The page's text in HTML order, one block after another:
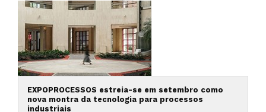
EXPOPROCESSOS estreia-se em setembro como
nova montra da tecnologia para processos
industriais